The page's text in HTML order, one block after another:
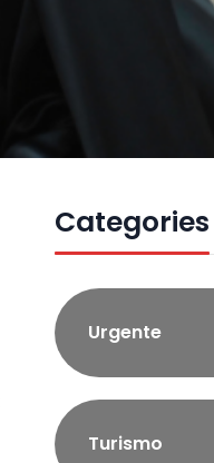
Categories
Urgente
Turismo